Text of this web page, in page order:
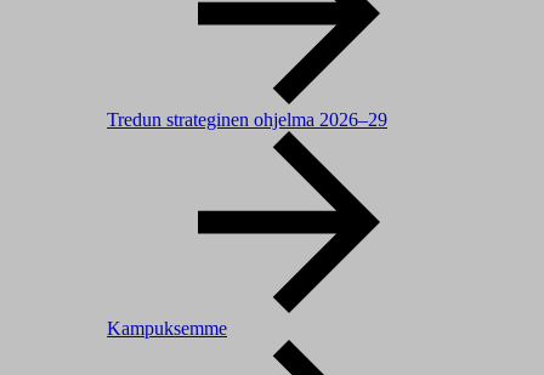
Tredun strateginen ohjelma 2026–29
Kampuksemme